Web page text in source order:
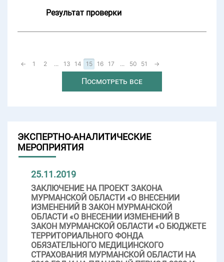
Результат проверки
← 1 2 ... 13 14 15 16 17 ... 50 51 →
Посмотреть все
ЭКСПЕРТНО-АНАЛИТИЧЕСКИЕ
МЕРОПРИЯТИЯ
25.11.2019
ЗАКЛЮЧЕНИЕ НА ПРОЕКТ ЗАКОНА
МУРМАНСКОЙ ОБЛАСТИ «О ВНЕСЕНИИ
ИЗМЕНЕНИЙ В ЗАКОН МУРМАНСКОЙ
ОБЛАСТИ «О ВНЕСЕНИИ ИЗМЕНЕНИЙ В
ЗАКОН МУРМАНСКОЙ ОБЛАСТИ «О БЮДЖЕТЕ
ТЕРРИТОРИАЛЬНОГО ФОНДА
ОБЯЗАТЕЛЬНОГО МЕДИЦИНСКОГО
СТРАХОВАНИЯ МУРМАНСКОЙ ОБЛАСТИ НА